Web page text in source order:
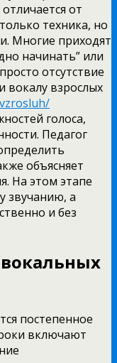
от
техника, но
Многие приходят
начинать” или
отсутствие
вокалу взрослых
голоса,
Педагог
объясняет
На этом этапе
звучанию, а
и без
постепенное
включают